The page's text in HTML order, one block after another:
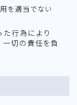
を適当でない
行為により
切の責任を負